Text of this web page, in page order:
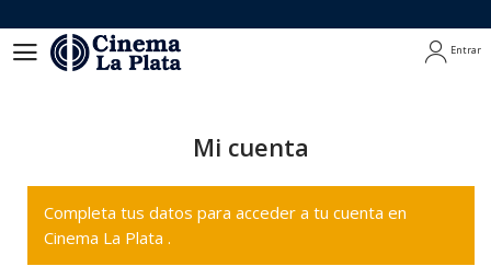
Entrar
Mi cuenta
Completa tus datos para acceder a tu cuenta en
Cinema La Plata .